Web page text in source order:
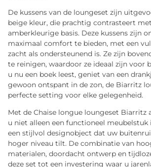
De kussens van de loungeset zijn
beige kleur, die prachtig contrasteert
amberkleurige basis. Deze kussens zijn
maximaal comfort te bieden, met een
zacht als ondersteunend is. Ze zijn
te reinigen, waardoor ze ideaal zijn voor
u nu een boek leest, geniet van een
gewoon ontspant in de zon, de Biarritz
perfecte setting voor elke gelegenheid.
Met de Chaise longue loungeset Biarritz
u niet alleen een functioneel meubelstuk
een stijlvol designobject dat uw
hoger niveau tilt. De combinatie van
materialen, doordacht ontwerp en
deze set tot een investering waar u